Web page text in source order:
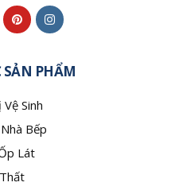
PHẨM
Sinh
Bếp
Lát